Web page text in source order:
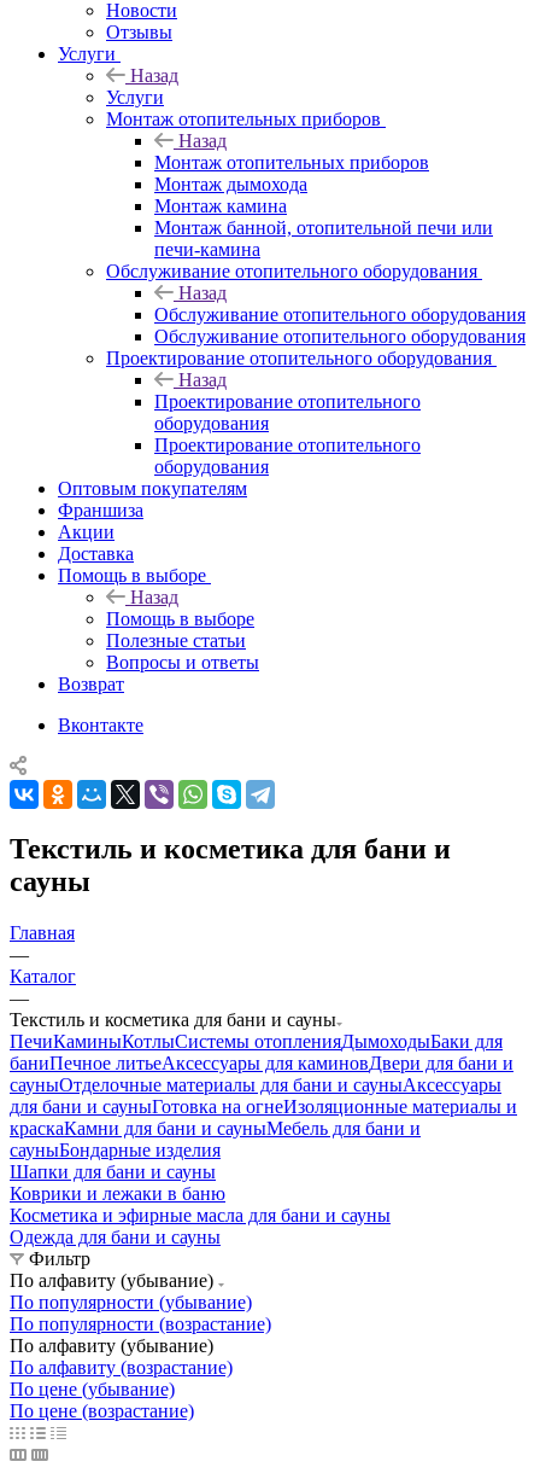
Новости
Отзывы
Услуги
Назад
Услуги
Монтаж отопительных приборов
Назад
Монтаж отопительных приборов
Монтаж дымохода
Монтаж камина
Монтаж банной, отопительной печи или
печи-камина
Обслуживание отопительного оборудования
Назад
Обслуживание отопительного оборудования
Обслуживание отопительного оборудования
Проектирование отопительного оборудования
Назад
Проектирование отопительного
оборудования
Проектирование отопительного
оборудования
Оптовым покупателям
Франшиза
Акции
Доставка
Помощь в выборе
Назад
Помощь в выборе
Полезные статьи
Вопросы и ответы
Возврат
Вконтакте
Текстиль и косметика для бани и
сауны
Главная
—
Каталог
—
Текстиль и косметика для бани и сауны
ПечиКаминыКотлыСистемы отопленияДымоходыБаки для
баниПечное литьеАксессуары для каминовДвери для бани и
сауныОтделочные материалы для бани и сауныАксессуары
для бани и сауныГотовка на огнеИзоляционные материалы и
краскаКамни для бани и сауныМебель для бани и
сауныБондарные изделия
Шапки для бани и сауны
Коврики и лежаки в баню
Косметика и эфирные масла для бани и сауны
Одежда для бани и сауны
Фильтр
По алфавиту (убывание)
По популярности (убывание)
По популярности (возрастание)
По алфавиту (убывание)
По алфавиту (возрастание)
По цене (убывание)
По цене (возрастание)